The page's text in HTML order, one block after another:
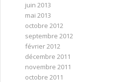
juin 2013
mai 2013
octobre 2012
septembre 2012
février 2012
décembre 2011
novembre 2011
octobre 2011